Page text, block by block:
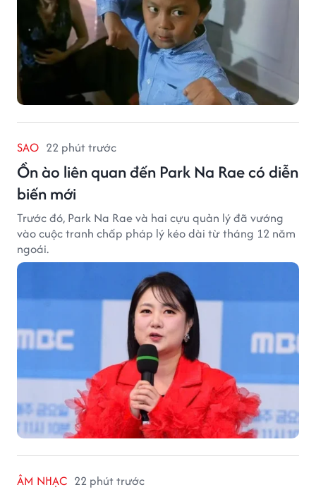
SAO 22 phút trước
Ồn ào liên quan đến Park Na Rae có diễn
biến mới
Trước đó, Park Na Rae và hai cựu quản lý đã vướng
vào cuộc tranh chấp pháp lý kéo dài từ tháng 12 năm
ngoái.
ÂM NHẠC 22 phút trước